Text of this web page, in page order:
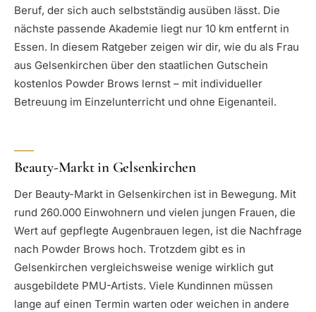
Beruf, der sich auch selbstständig ausüben lässt. Die
nächste passende Akademie liegt nur 10 km entfernt in
Essen. In diesem Ratgeber zeigen wir dir, wie du als Frau
aus Gelsenkirchen über den staatlichen Gutschein
kostenlos Powder Brows lernst – mit individueller
Betreuung im Einzelunterricht und ohne Eigenanteil.
Beauty-Markt in Gelsenkirchen
Der Beauty-Markt in Gelsenkirchen ist in Bewegung. Mit
rund 260.000 Einwohnern und vielen jungen Frauen, die
Wert auf gepflegte Augenbrauen legen, ist die Nachfrage
nach Powder Brows hoch. Trotzdem gibt es in
Gelsenkirchen vergleichsweise wenige wirklich gut
ausgebildete PMU-Artists. Viele Kundinnen müssen
lange auf einen Termin warten oder weichen in andere